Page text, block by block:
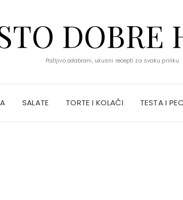
DOBRE
Pažljivo odabrani, ukusni recepti za svaku priliku
SALATE TORTE I KOLAČI TESTA I